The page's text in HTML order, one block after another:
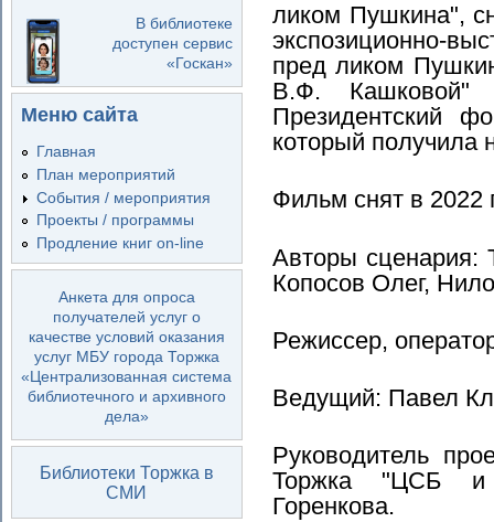
В библиотеке
доступен сервис
«Госкан»
Меню сайта
Главная
План мероприятий
События / мероприятия
Проекты / программы
Продление книг on-line
Анкета для опроса
получателей услуг о
качестве условий оказания
услуг МБУ города Торжка
«Централизованная система
библиотечного и архивного
дела»
Библиотеки Торжка в
СМИ
ликом Пушкина",
экспозиционно-
пред ликом
В.Ф. Кашковой"
Президентский
который получила
Фильм снят в 2022
Авторы сценария:
Копосов Олег,
Режиссер,
Ведущий: Павел
Руководитель
Торжка "ЦСБ и
Горенкова.